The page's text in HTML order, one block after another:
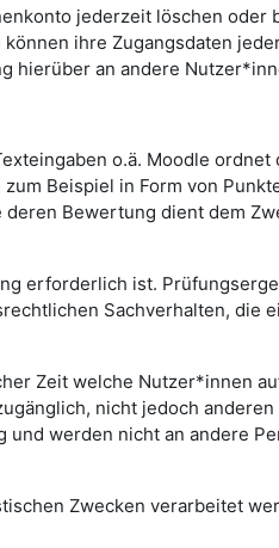
jederzeit löschen oder
ihre Zugangsdaten
hierüber an andere
o.ä. Moodle
Beispiel in Form von
Bewertung dient dem
erforderlich ist.
Sachverhalten, die
Zeit welche Nutzer*innen
nicht jedoch
werden nicht an andere
Zwecken verarbeitet